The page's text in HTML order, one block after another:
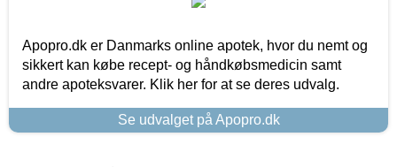
Apopro.dk er Danmarks online apotek, hvor du nemt og
sikkert kan købe recept- og håndkøbsmedicin samt
andre apoteksvarer. Klik her for at se deres udvalg.
Se udvalget på Apopro.dk